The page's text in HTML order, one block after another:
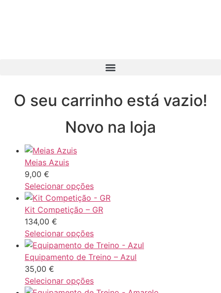
O seu carrinho está vazio!
Novo na loja
Meias Azuis
9,00 €
Selecionar opções
Kit Competição – GR
134,00 €
Selecionar opções
Equipamento de Treino – Azul
35,00 €
Selecionar opções